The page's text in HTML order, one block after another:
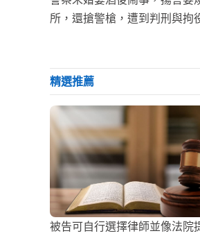
所，還搶警槍，遭到判刑與拘
精選推薦
被告可自行選擇律師並像法院